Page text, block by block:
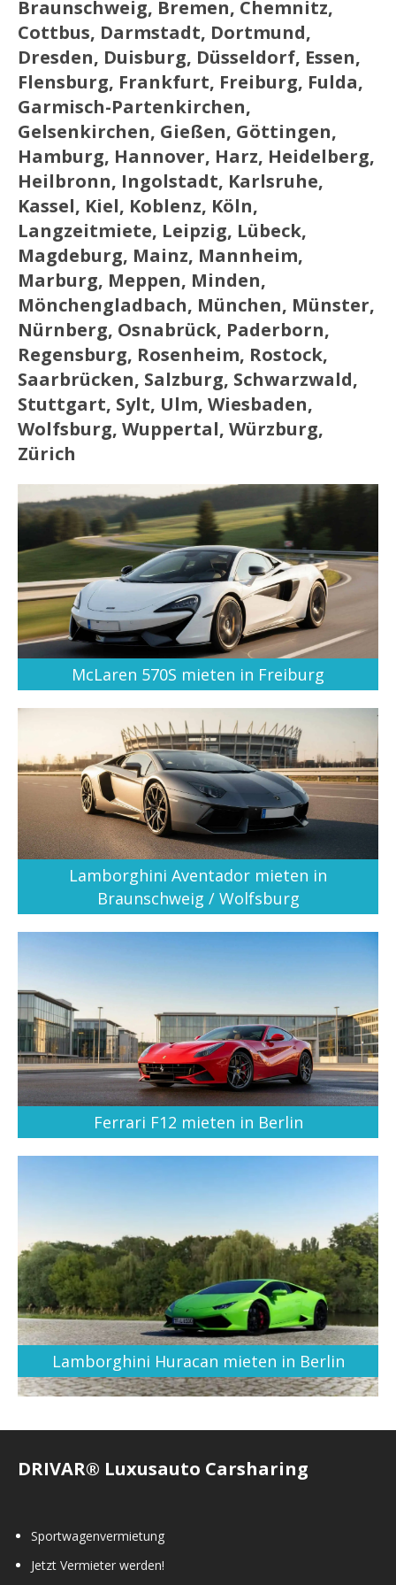
Braunschweig, Bremen, Chemnitz,
Cottbus, Darmstadt, Dortmund,
Dresden, Duisburg, Düsseldorf, Essen,
Flensburg, Frankfurt, Freiburg, Fulda,
Garmisch-Partenkirchen,
Gelsenkirchen, Gießen, Göttingen,
Hamburg, Hannover, Harz, Heidelberg,
Heilbronn, Ingolstadt, Karlsruhe,
Kassel, Kiel, Koblenz, Köln,
Langzeitmiete, Leipzig, Lübeck,
Magdeburg, Mainz, Mannheim,
Marburg, Meppen, Minden,
Mönchengladbach, München, Münster,
Nürnberg, Osnabrück, Paderborn,
Regensburg, Rosenheim, Rostock,
Saarbrücken, Salzburg, Schwarzwald,
Stuttgart, Sylt, Ulm, Wiesbaden,
Wolfsburg, Wuppertal, Würzburg,
Zürich
McLaren 570S mieten in Freiburg
Lamborghini Aventador mieten in
Braunschweig / Wolfsburg
Ferrari F12 mieten in Berlin
Lamborghini Huracan mieten in Berlin
DRIVAR® Luxusauto Carsharing
Sportwagenvermietung
Jetzt Vermieter werden!